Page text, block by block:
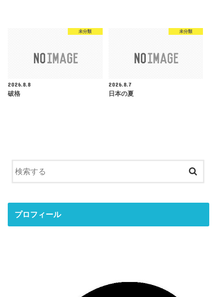
未分類
2026.8.8
破格
未分類
2026.8.7
日本の夏
プロフィール